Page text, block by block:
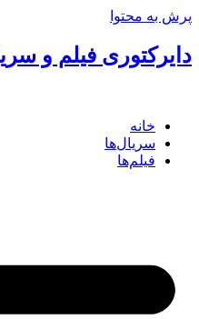
به محتوا
فیلم و سریال
خانه
سریال‌ها
فیلم‌ها